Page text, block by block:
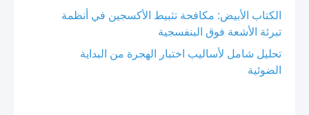
الكتاب الأبيض: مكافحة تثبيط الأكسجين في أنظمة
تبرئة الأشعة فوق البنفسجية
تحليل شامل لأساليب اختبار الهجرة من البداية
الضوئية